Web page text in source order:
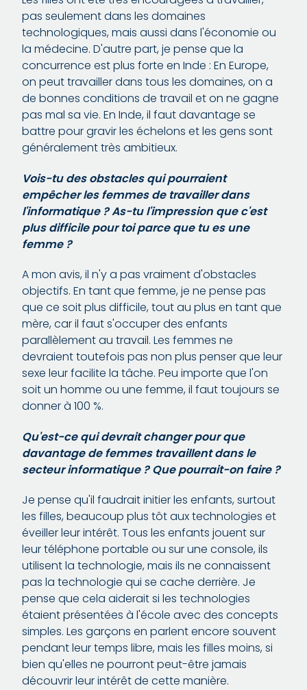
pas seulement dans les domaines
technologiques, mais aussi dans l'économie ou
la médecine. D'autre part, je pense que la
concurrence est plus forte en Inde : En Europe,
on peut travailler dans tous les domaines, on a
de bonnes conditions de travail et on ne gagne
pas mal sa vie. En Inde, il faut davantage se
battre pour gravir les échelons et les gens sont
généralement très ambitieux.
Vois-tu des obstacles qui pourraient
empêcher les femmes de travailler dans
l'informatique ? As-tu l'impression que c'est
plus difficile pour toi parce que tu es une
femme ?
A mon avis, il n'y a pas vraiment d'obstacles
objectifs. En tant que femme, je ne pense pas
que ce soit plus difficile, tout au plus en tant que
mère, car il faut s'occuper des enfants
parallèlement au travail. Les femmes ne
devraient toutefois pas non plus penser que leur
sexe leur facilite la tâche. Peu importe que l'on
soit un homme ou une femme, il faut toujours se
donner à 100 %.
Qu'est-ce qui devrait changer pour que
davantage de femmes travaillent dans le
secteur informatique ? Que pourrait-on faire ?
Je pense qu'il faudrait initier les enfants, surtout
les filles, beaucoup plus tôt aux technologies et
éveiller leur intérêt. Tous les enfants jouent sur
leur téléphone portable ou sur une console, ils
utilisent la technologie, mais ils ne connaissent
pas la technologie qui se cache derrière. Je
pense que cela aiderait si les technologies
étaient présentées à l'école avec des concepts
simples. Les garçons en parlent encore souvent
pendant leur temps libre, mais les filles moins, si
bien qu'elles ne pourront peut-être jamais
découvrir leur intérêt de cette manière.